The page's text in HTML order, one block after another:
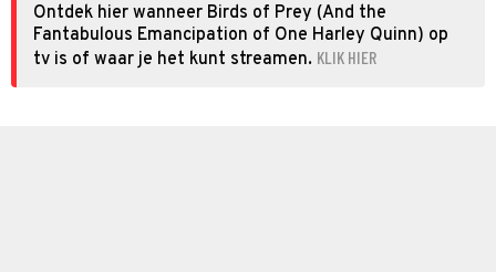
Ontdek hier wanneer Birds of Prey (And the
Fantabulous Emancipation of One Harley Quinn) op
tv is of waar je het kunt streamen. KLIK HIER